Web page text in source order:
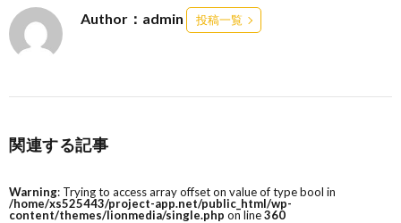
Author：admin 投稿一覧
関連する記事
Warning: Trying to access array offset on value of type bool in
/home/xs525443/project-app.net/public_html/wp-
content/themes/lionmedia/single.php on line360